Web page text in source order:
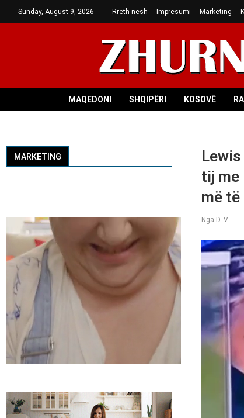
Sunday, August 9, 2026 Rreth nesh Impresumi Marketing
MAQEDONI SHQIPËRI KOSOVË
tij me
më
Nga D. V.
MARKETING